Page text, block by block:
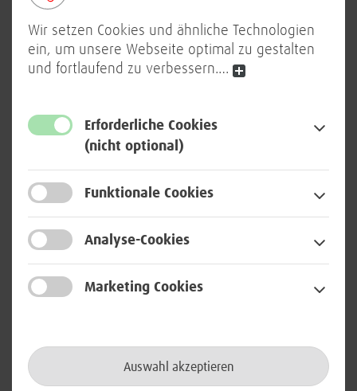
Wir setzen Cookies und ähnliche Technologien
ein, um unsere Webseite optimal zu gestalten
und fortlaufend zu verbessern.…
Erforderliche Cookies
(nicht optional)
Funktionale Cookies
Analyse-Cookies
Marketing Cookies
Auswahl akzeptieren
IT-Sicherheit
5. BWI DATA ANALYTICS HACKATHON 2023
Tastaturklackern, angeregtes Gemurmel. Die
Kaffeemaschine läuft in Dauerschleife,
Konzentration liegt in der Luft. Menschen am
Schreibtisch, die Blicke vertieft auf den Bildschirm
gerichtet. Sie alle sind…
QUANTENTECHNOLOGIEN